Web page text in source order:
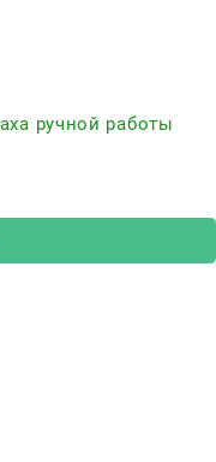
ручной работы